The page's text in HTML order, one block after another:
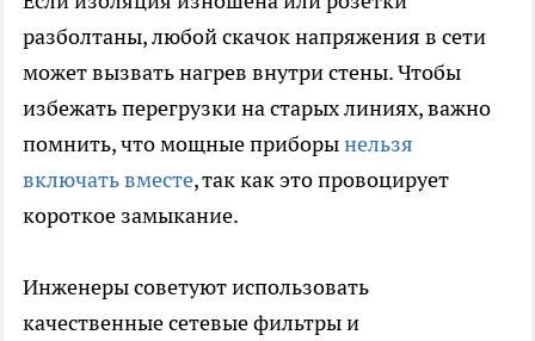
разболтаны, любой скачок напряжения в сети
может вызвать нагрев внутри стены. Чтобы
избежать перегрузки на старых линиях, важно
помнить, что мощные приборынельзя
включать вместе, так как это провоцирует
короткое замыкание.
Инженеры советуют использовать
качественные сетевые фильтры и